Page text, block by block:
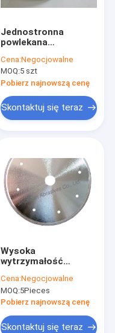
Jednostronna
powlekana
ściernica CBN
Cena:Negocjowalne
MOQ:5 szt
Pobierz najnowszą cenę
Skontaktuj się teraz
Wysoka
wytrzymałość
tnące CBN do cięcia
stali trzpienia
Cena:Negocjowalne
MOQ:5Pieces
Pobierz najnowszą cenę
Skontaktuj się teraz